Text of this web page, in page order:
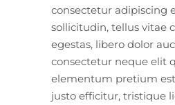
consectetur adipiscing
sollicitudin, tellus vitae
egestas, libero dolor
consectetur neque elit
elementum pretium
justo efficitur, tristique